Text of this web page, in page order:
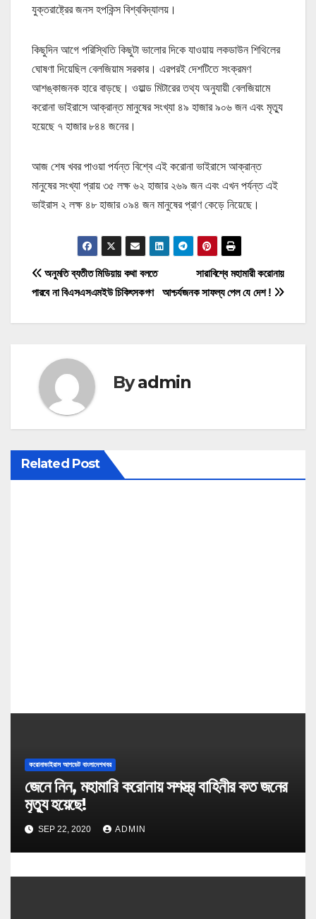
যুক্তরাষ্ট্রের জনস হপকিন্স বিশ্ববিদ্যালয়।
কিছুদিন আগে পরিস্থিতি কিছুটা ভালোর দিকে যাওয়ায় লকডাউন শিথিলের
ঘোষণা দিয়েছিল বেলজিয়াম সরকার। এরপরই দেশটিতে সংক্রমণ
আশঙ্কাজনক হারে বাড়ছে। ওয়াল্ড মিটারের তথ্য অনুযায়ী বেলজিয়ামে
করোনা ভাইরাসে আক্রান্ত মানুষের সংখ্যা ৪৯ হাজার ৯০৬ জন এবং মৃত্যু
হয়েছে ৭ হাজার ৮৪৪ জনের।
আজ শেষ খবর পাওয়া পর্যন্ত বিশ্বে এই করোনা ভাইরাসে আক্রান্ত
মানুষের সংখ্যা প্রায় ৩৫ লক্ষ ৬২ হাজার ২৬৯ জন এবং এখন পর্যন্ত এই
ভাইরাস ২ লক্ষ ৪৮ হাজার ০৯৪ জন মানুষের প্রাণ কেড়ে নিয়েছে।
P
n
a
v
i
সারাবিশ্বে মহামারী করোনায়
আশ্চর্যজনক সাফল্য পেল যে দেশ !
অনুমতি ব্যতীত মিডিয়ায় কথা বলতে
পারবে না বিএসএসএমইউ চিকিৎসকগণ
Byadmin
Related Post
করোনাভাইরাস আপডেট বাংলাদেশখবর
জেনে নিন, মহামারি করোনায় সশস্ত্র বাহিনীর কত জনের
মৃত্যু হয়েছে!
SEP 22, 2020 ADMIN